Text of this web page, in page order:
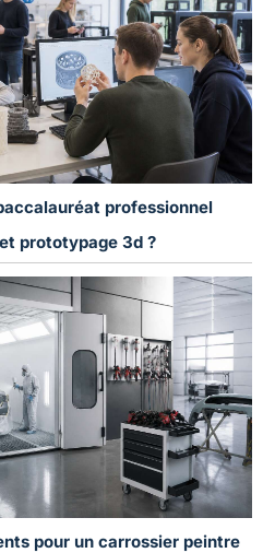
professionnel
prototypage 3d ?
pour un carrossier peintre